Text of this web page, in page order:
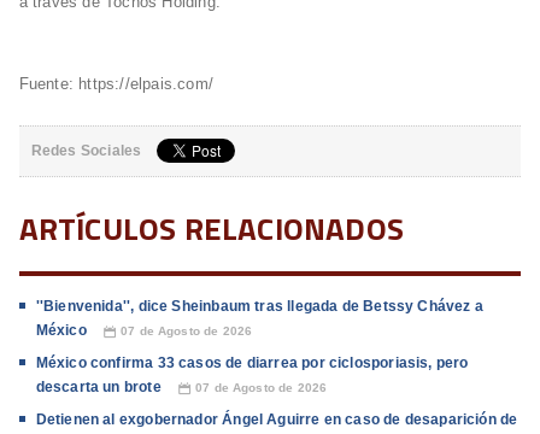
Fuente: https://elpais.com/
Redes Sociales
ARTÍCULOS RELACIONADOS
''Bienvenida'', dice Sheinbaum tras llegada de Betssy Chávez a
México
📅 07 de Agosto de 2026
México confirma 33 casos de diarrea por ciclosporiasis, pero
descarta un brote
📅 07 de Agosto de 2026
Detienen al exgobernador Ángel Aguirre en caso de desaparición de